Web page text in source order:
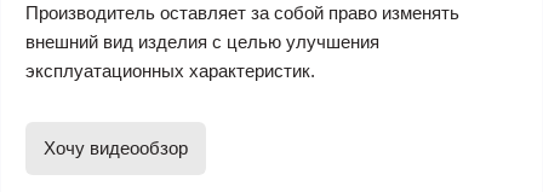
Производитель оставляет за собой право изменять
внешний вид изделия с целью улучшения
эксплуатационных характеристик.
Хочу видеообзор